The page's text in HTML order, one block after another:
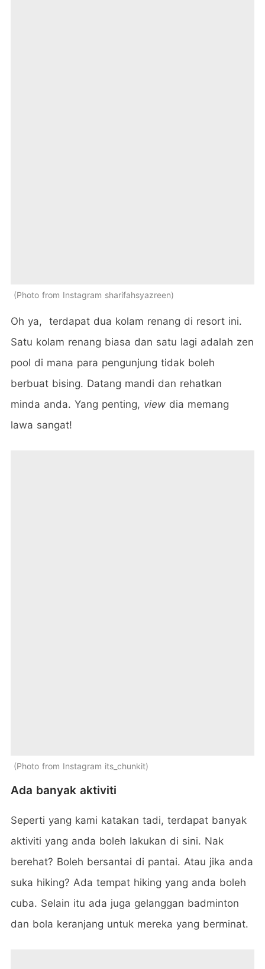
Photo from Instagram sharifahsyazreen
Oh ya, terdapat dua kolam renang di resort ini.
Satu kolam renang biasa dan satu lagi adalah zen
pool di mana para pengunjung tidak boleh
berbuat bising. Datang mandi dan rehatkan
minda anda. Yang penting, view dia memang
lawa sangat!
Photo from Instagram its_chunkit
Ada banyak aktiviti
Seperti yang kami katakan tadi, terdapat banyak
aktiviti yang anda boleh lakukan di sini. Nak
berehat? Boleh bersantai di pantai. Atau jika anda
suka hiking? Ada tempat hiking yang anda boleh
cuba. Selain itu ada juga gelanggan badminton
dan bola keranjang untuk mereka yang berminat.